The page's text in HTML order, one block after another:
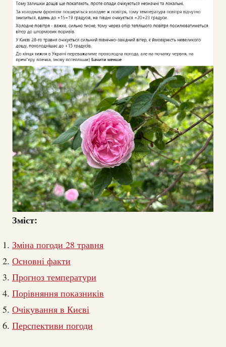
Зміст:
Зміна погоди 28 травня
Основні факти
Прогноз температури
Порівняння показників
Очікування в Києві
Перспективи погоди